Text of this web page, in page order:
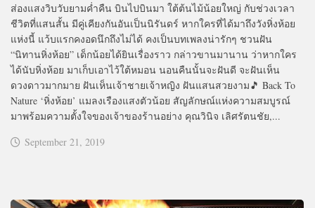
ส่องแสงวิบวับยามค่ำคืน บินไปบินมา ใต้ต้นไม้น้อยใหญ่ กับช่วงเวลา
ชีวิตที่แสนสั้น มีคู่เคียงกันอันเป็นนิรันดร์ หากใครที่ได้มาถึงวังหิ่งห้อย
แห่งนี้ แว้บแรกคงอดนึกถึงไม่ได้ คงเป็นบทเพลงน่ารักๆ ชวนฝัน
“นิทานหิ่งห้อย” เด็กน้อยได้ยินเรื่องราว กล่าวขานมานาน ว่าหากใคร
ได้นับหิ่งห้อย มาเก็บเอาไว้ใต้หมอน นอนคืนนั้นจะฝันดี จะฝันเห็น
ดวงดาวมากมาย ฝันเห็นเจ้าชายเจ้าหญิง ฝันแสนสวยงาม🎵 Back To
Nature ‘หิ่งห้อย’ แมลงเรืองแสงตัวน้อย สัญลักษณ์แห่งความสมบูรณ์
มาพร้อมความตั้งใจของเจ้าของร้านอย่าง คุณวินิจ เลิศรัตนชัย,...
September 21, 2019